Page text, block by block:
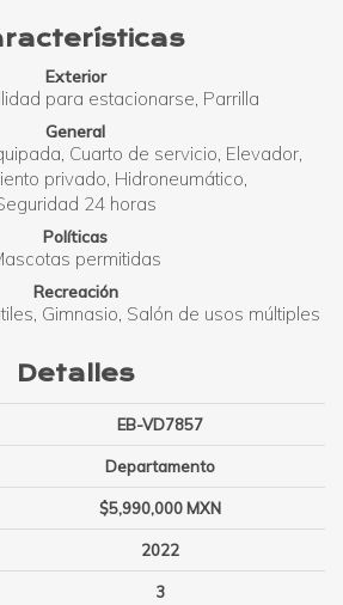
Exterior
para estacionarse Parrilla
General
Cuarto de servicio Elevador
privado Hidroneumático
24 horas
Políticas
permitidas
Recreación
Gimnasio Salón de usos múltiples
Detalles
EB-VD7857
Departamento
$5,990,000 MXN
2022
3